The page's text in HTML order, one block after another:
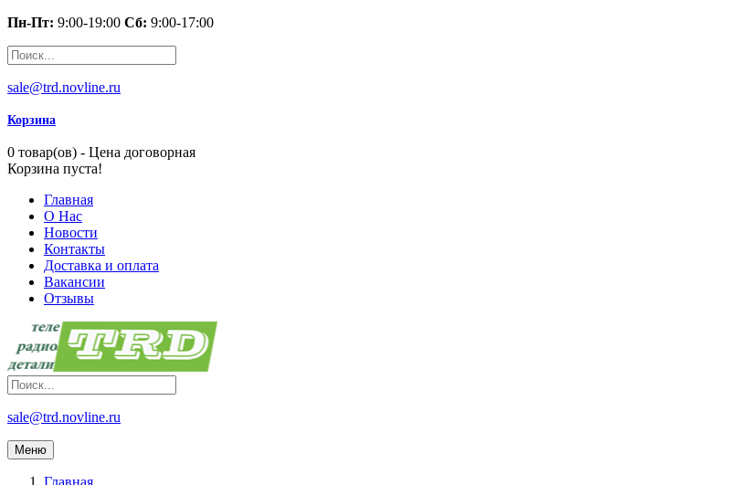
Пн-Пт: 9:00-19:00 Сб: 9:00-17:00
sale@trd.novline.ru
Корзина
0 товар(ов) - Цена договорная
Корзина пуста!
Главная
О Нас
Новости
Контакты
Доставка и оплата
Вакансии
Отзывы
sale@trd.novline.ru
Меню